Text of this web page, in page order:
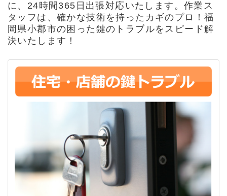
に、24時間365日出張対応いたします。作業ス
タッフは、確かな技術を持ったカギのプロ！福
岡県小郡市の困った鍵のトラブルをスピード解
決いたします！